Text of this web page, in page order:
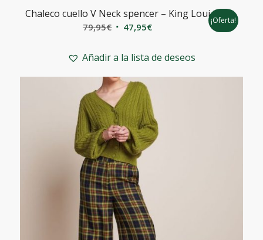
Chaleco cuello V Neck spencer – King Loui
79,95€ El
original
79,95€.
47,95€El
actual
¡Oferta!
Añadir a la lista de deseos